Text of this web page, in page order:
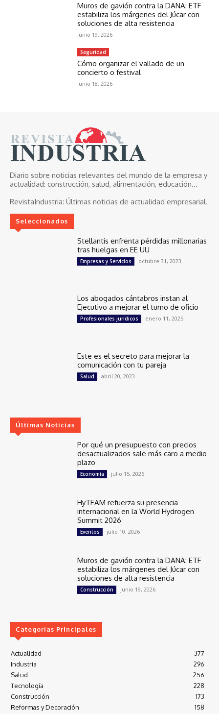
Muros de gavión contra la DANA: ETF
estabiliza los márgenes del Júcar con
soluciones de alta resistencia
junio 19, 2026
Seguridad
Cómo organizar el vallado de un
concierto o festival
junio 18, 2026
Diario sobre noticias relevantes del mundo de la empresa y
actualidad: construcción, salud, alimentación, educación...
RevistaIndustria: Últimas noticias de actualidad empresarial.
Seleccionados
Stellantis enfrenta pérdidas millonarias
tras huelgas en EE UU
Empresas y Servicios octubre 31, 2023
Los abogados cántabros instan al
Ejecutivo a mejorar el turno de oficio
Profesionales jurídicos enero 11, 2025
Este es el secreto para mejorar la
comunicación con tu pareja
Salud abril 20, 2023
Últimas Noticias
Por qué un presupuesto con precios
desactualizados sale más caro a medio
plazo
Economía julio 15, 2026
HyTEAM refuerza su presencia
internacional en la World Hydrogen
Summit 2026
Eventos julio 10, 2026
Muros de gavión contra la DANA: ETF
estabiliza los márgenes del Júcar con
soluciones de alta resistencia
Construcción junio 19, 2026
Categorías Principales
Actualidad
377
Industria
296
Salud
256
Tecnología
228
Construcción
173
Reformas y Decoración
158